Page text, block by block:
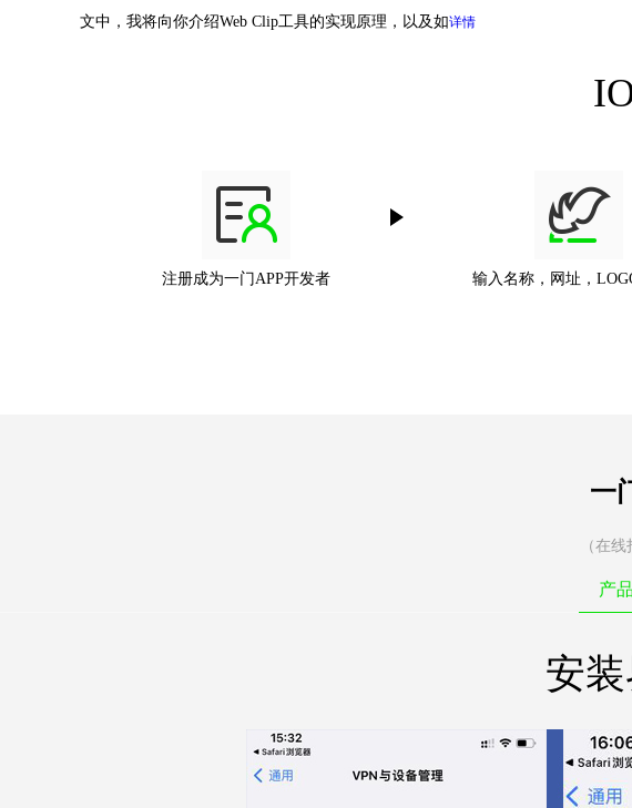
文中，我将向你介绍Web Clip工具的实现原理，以及如详情
注册成为一门APP开发者 输入名称，网址，
一
（在
产
安